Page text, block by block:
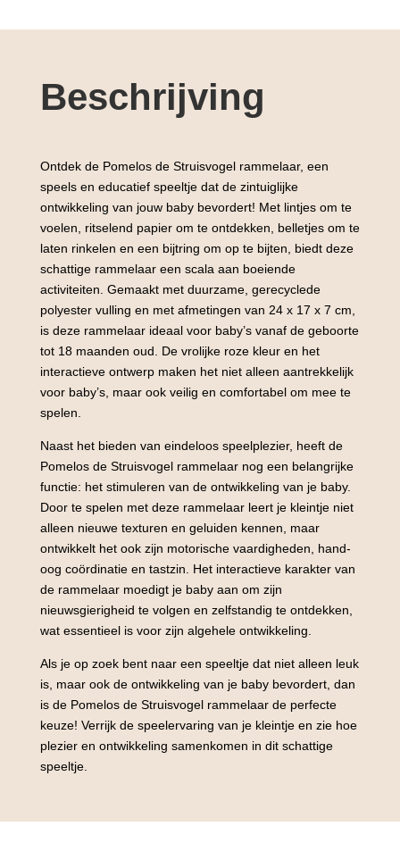
Beschrijving
Ontdek de Pomelos de Struisvogel rammelaar, een
speels en educatief speeltje dat de zintuiglijke
ontwikkeling van jouw baby bevordert! Met lintjes om te
voelen, ritselend papier om te ontdekken, belletjes om te
laten rinkelen en een bijtring om op te bijten, biedt deze
schattige rammelaar een scala aan boeiende
activiteiten. Gemaakt met duurzame, gerecyclede
polyester vulling en met afmetingen van 24 x 17 x 7 cm,
is deze rammelaar ideaal voor baby’s vanaf de geboorte
tot 18 maanden oud. De vrolijke roze kleur en het
interactieve ontwerp maken het niet alleen aantrekkelijk
voor baby’s, maar ook veilig en comfortabel om mee te
spelen.
Naast het bieden van eindeloos speelplezier, heeft de
Pomelos de Struisvogel rammelaar nog een belangrijke
functie: het stimuleren van de ontwikkeling van je baby.
Door te spelen met deze rammelaar leert je kleintje niet
alleen nieuwe texturen en geluiden kennen, maar
ontwikkelt het ook zijn motorische vaardigheden, hand-
oog coördinatie en tastzin. Het interactieve karakter van
de rammelaar moedigt je baby aan om zijn
nieuwsgierigheid te volgen en zelfstandig te ontdekken,
wat essentieel is voor zijn algehele ontwikkeling.
Als je op zoek bent naar een speeltje dat niet alleen leuk
is, maar ook de ontwikkeling van je baby bevordert, dan
is de Pomelos de Struisvogel rammelaar de perfecte
keuze! Verrijk de speelervaring van je kleintje en zie hoe
plezier en ontwikkeling samenkomen in dit schattige
speeltje.